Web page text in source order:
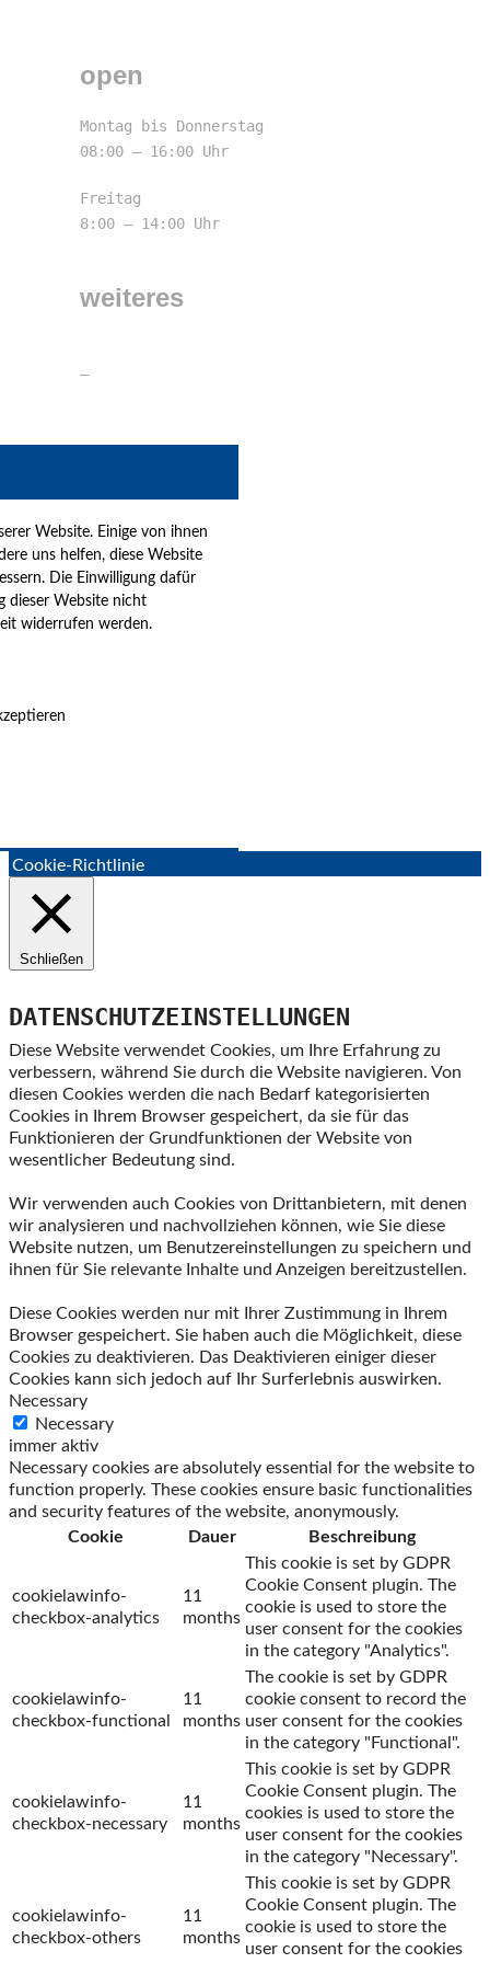
open
Montag bis Donnerstag
08:00 – 16:00 Uhr
Freitag
8:00 – 14:00 Uhr
weiteres
—
Website. Einige von ihnen
uns helfen, diese Website
Die Einwilligung dafür
dieser Website nicht
widerrufen werden.
Cookie-Richtlinie
Schließen
DATENSCHUTZEINSTELLUNGEN
Diese Website verwendet Cookies, um Ihre Erfahrung zu
verbessern, während Sie durch die Website navigieren. Von
diesen Cookies werden die nach Bedarf kategorisierten
Cookies in Ihrem Browser gespeichert, da sie für das
Funktionieren der Grundfunktionen der Website von
wesentlicher Bedeutung sind.
Wir verwenden auch Cookies von Drittanbietern, mit denen
wir analysieren und nachvollziehen können, wie Sie diese
Website nutzen, um Benutzereinstellungen zu speichern und
ihnen für Sie relevante Inhalte und Anzeigen bereitzustellen.
Diese Cookies werden nur mit Ihrer Zustimmung in Ihrem
Browser gespeichert. Sie haben auch die Möglichkeit, diese
Cookies zu deaktivieren. Das Deaktivieren einiger dieser
Cookies kann sich jedoch auf Ihr Surferlebnis auswirken.
Necessary
Necessary
immer aktiv
Necessary cookies are absolutely essential for the website to
function properly. These cookies ensure basic functionalities
and security features of the website, anonymously.
Cookie
Dauer Beschreibung
cookielawinfo-
checkbox-analytics
11
months
This cookie is set by GDPR
Cookie Consent plugin. The
cookie is used to store the
user consent for the cookies
in the category "Analytics".
cookielawinfo-
checkbox-functional
11
months
The cookie is set by GDPR
cookie consent to record the
user consent for the cookies
in the category "Functional".
cookielawinfo-
checkbox-necessary
11
months
This cookie is set by GDPR
Cookie Consent plugin. The
cookies is used to store the
user consent for the cookies
in the category "Necessary".
cookielawinfo-
checkbox-others
11
months
This cookie is set by GDPR
Cookie Consent plugin. The
cookie is used to store the
user consent for the cookies